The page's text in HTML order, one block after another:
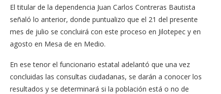
El titular de la dependencia Juan Carlos Contreras Bautista
señaló lo anterior, donde puntualizo que el 21 del presente
mes de julio se concluirá con este proceso en Jilotepec y en
agosto en Mesa de en Medio.
En ese tenor el funcionario estatal adelantó que una vez
concluidas las consultas ciudadanas, se darán a conocer los
resultados y se determinará si la población está o no de